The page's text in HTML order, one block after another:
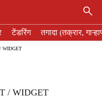
टेंडरिंग तगादा (तक्रार,
WIDGET
/ WIDGET